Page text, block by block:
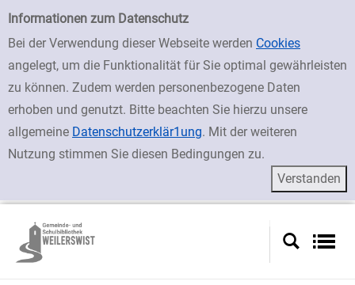
Einfache Suche
Informationen zum Datenschutz
Bei der Verwendung dieser Webseite werden Cookies
angelegt, um die Funktionalität für Sie optimal gewährleisten
zu können. Zudem werden personenbezogene Daten
erhoben und genutzt. Bitte beachten Sie hierzu unsere
allgemeine Datenschutzerklär1ung. Mit der weiteren
Nutzung stimmen Sie diesen Bedingungen zu.
zur Navigation springen
zum Inhalt springen
Zur Detailanzeige springen